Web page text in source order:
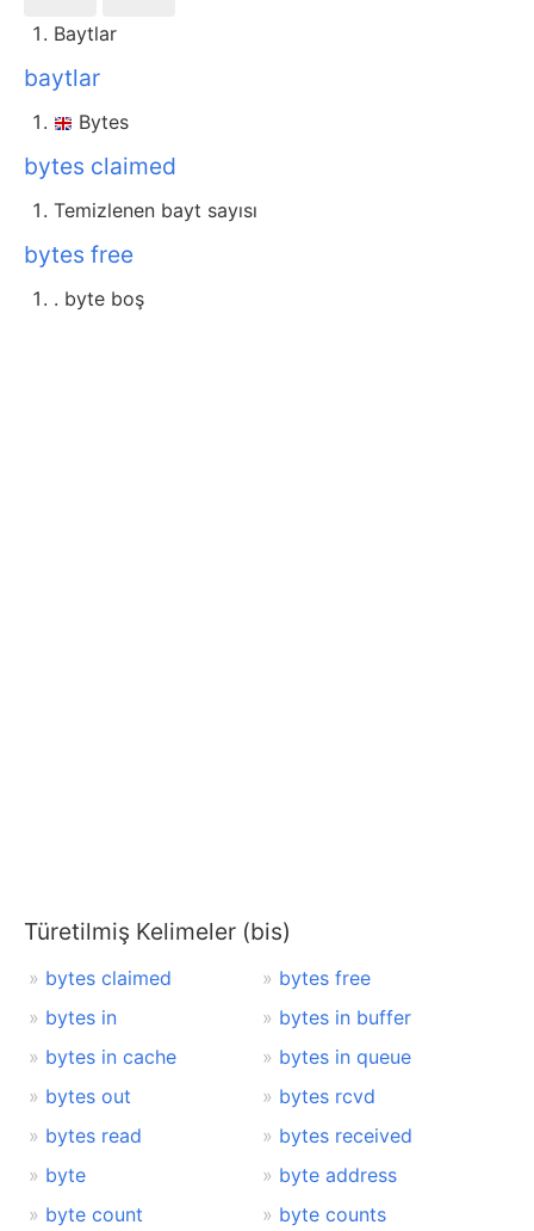
Baytlar
baytlar
Bytes
bytes claimed
Temizlenen bayt sayısı
bytes free
. byte boş
Türetilmiş Kelimeler (bis)
bytes claimed
bytes free
bytes in
bytes in buffer
bytes in cache
bytes in queue
bytes out
bytes rcvd
bytes read
bytes received
byte
byte address
byte count
byte counts